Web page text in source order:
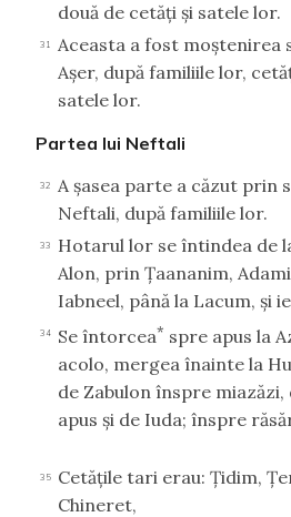
două de cetăţi şi satele lor.
31
Aceasta a fost moştenirea
Aşer, după familiile lor,
satele lor.
Partea lui Neftali
32
A şasea parte a căzut prin
Neftali, după familiile lor.
33
Hotarul lor se întindea de
Alon, prin Ţaananim,
Iabneel, până la Lacum, şi
34 Se întorcea* spre apus la
acolo, mergea înainte la
de Zabulon înspre
apus şi de Iuda; înspre
35
Cetăţile tari erau: Ţidim,
Chineret,